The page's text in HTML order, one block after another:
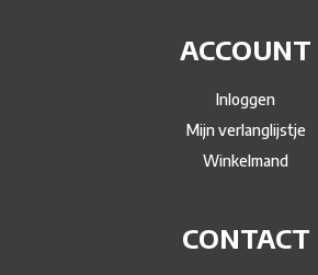
ACCOUNT
Inloggen
Mijn verlanglijstje
Winkelmand
CONTACT